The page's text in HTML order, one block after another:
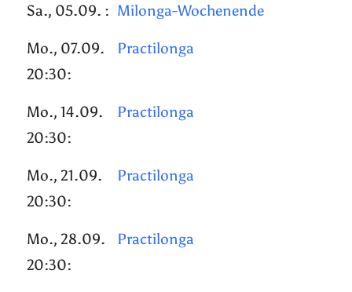
Sa., 05.09. : Milonga-Wochenende
Mo., 07.09.
20:30:
Practilonga
Mo., 14.09.
20:30:
Practilonga
Mo., 21.09.
20:30:
Practilonga
Mo., 28.09.
20:30:
Practilonga